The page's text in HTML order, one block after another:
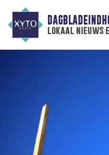
lokaal nieuws